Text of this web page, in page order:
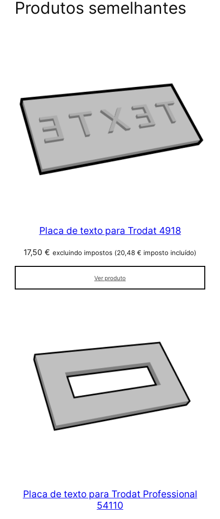
Produtos semelhantes
Placa de texto para Trodat 4918
17,50 € excluindo impostos (20,48 € imposto incluído)
Ver produto
Placa de texto para Trodat Professional
54110